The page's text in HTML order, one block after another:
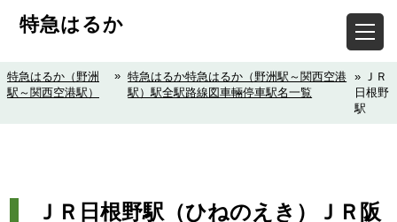
特急はるか
特急はるか（野洲
駅～関西空港駅）
» 特急はるか特急はるか（野洲駅～関西空港
駅）駅全駅路線図車輛停車駅名一覧
» ＪＲ
日根野
駅
ＪＲ日根野駅（ひねのえき）ＪＲ阪